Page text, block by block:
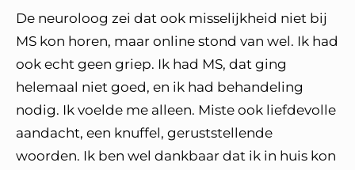
De neuroloog zei dat ook misselijkheid niet bij
MS kon horen, maar online stond van wel. Ik had
ook echt geen griep. Ik had MS, dat ging
helemaal niet goed, en ik had behandeling
nodig. Ik voelde me alleen. Miste ook liefdevolle
aandacht, een knuffel, geruststellende
woorden. Ik ben wel dankbaar dat ik in huis kon